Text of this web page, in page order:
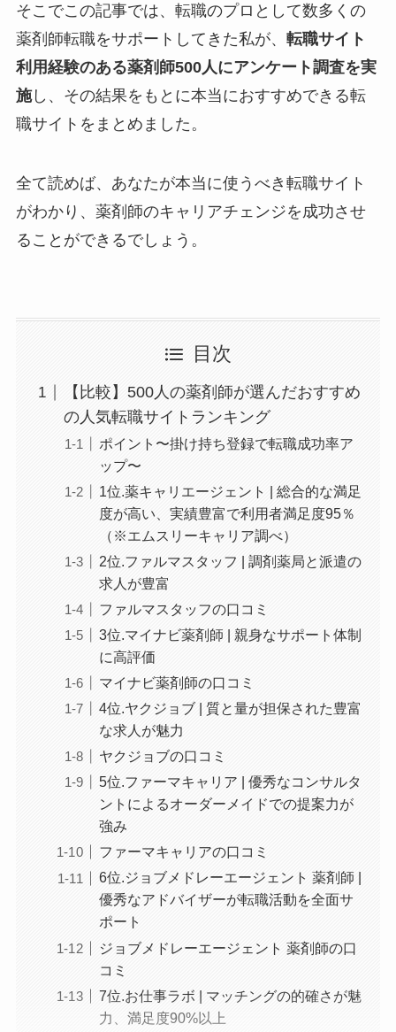
そこでこの記事では、転職のプロとして数多くの
薬剤師転職をサポートしてきた私が、 転職サイト
利用経験のある薬剤師500人にアンケート調査を実
施し、その結果をもとに本当におすすめできる転
職サイトをまとめました。
全て読めば、あなたが本当に使うべき転職サイト
がわかり、薬剤師のキャリアチェンジを成功させ
ることができるでしょう。
目次
【比較】500人の薬剤師が選んだおすすめ
の人気転職サイトランキング
ポイント〜掛け持ち登録で転職成功率ア
ップ〜
1位.薬キャリエージェント | 総合的な満足
度が高い、実績豊富で利用者満足度95％
（※エムスリーキャリア調べ）
2位.ファルマスタッフ | 調剤薬局と派遣の
求人が豊富
ファルマスタッフの口コミ
3位.マイナビ薬剤師 | 親身なサポート体制
に高評価
マイナビ薬剤師の口コミ
4位.ヤクジョブ | 質と量が担保された豊富
な求人が魅力
ヤクジョブの口コミ
5位.ファーマキャリア | 優秀なコンサルタ
ントによるオーダーメイドでの提案力が
強み
ファーマキャリアの口コミ
6位.ジョブメドレーエージェント 薬剤師 |
優秀なアドバイザーが転職活動を全面サ
ポート
ジョブメドレーエージェント 薬剤師の口
コミ
7位.お仕事ラボ | マッチングの的確さが魅
力、満足度90%以上